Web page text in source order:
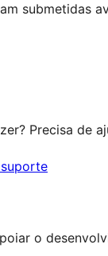
submetidas
Precisa de
o